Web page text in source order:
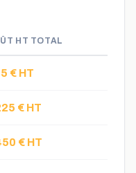
HT TOTAL
€ HT
€ HT
€ HT